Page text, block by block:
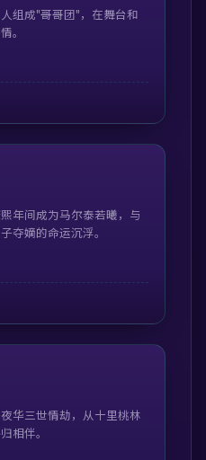
组成"哥哥团"，在舞台和
。
54:57
年间成为马尔泰若曦，与
夺嫡的命运沉浮。
42:31
华三世情劫，从十里桃林
相伴。